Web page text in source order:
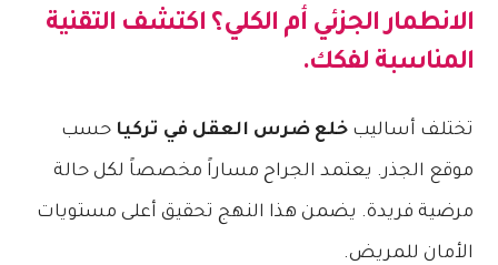
الانطمار الجزئي أم الكلي؟ اكتشف التقنية
المناسبة لفكك.
تختلف أساليبخلع ضرس العقل في تركيا حسب
موقع الجذر. يعتمد الجراح مساراً مخصصاً لكل حالة
مرضية فريدة. يضمن هذا النهج تحقيق أعلى مستويات
الأمان للمريض.